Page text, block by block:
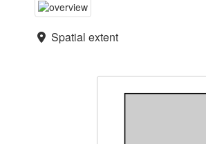
Spatial extent